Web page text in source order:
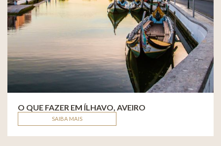
O QUE FAZER EM ÍLHAVO, AVEIRO
SAIBA MAIS